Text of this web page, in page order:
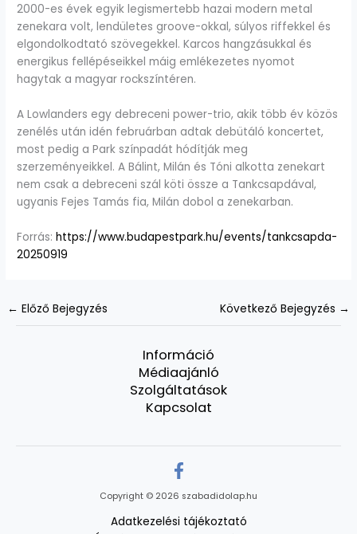
2000-es évek egyik legismertebb hazai modern metal
zenekara volt, lendületes groove-okkal, súlyos riffekkel és
elgondolkodtató szövegekkel. Karcos hangzásukkal és
energikus fellépéseikkel máig emlékezetes nyomot
hagytak a magyar rockszíntéren.
A Lowlanders egy debreceni power-trio, akik több év közös
zenélés után idén februárban adtak debütáló koncertet,
most pedig a Park színpadát hódítják meg
szerzeményeikkel. A Bálint, Milán és Tóni alkotta zenekart
nem csak a debreceni szál köti össze a Tankcsapdával,
ugyanis Fejes Tamás fia, Milán dobol a zenekarban.
Forrás:https://www.budapestpark.hu/events/tankcsapda-
20250919
← Előző Bejegyzés Következő Bejegyzés →
Információ
Médiaajánló
Szolgáltatások
Kapcsolat
Copyright © 2026 szabadidolap.hu
Adatkezelési tájékoztató